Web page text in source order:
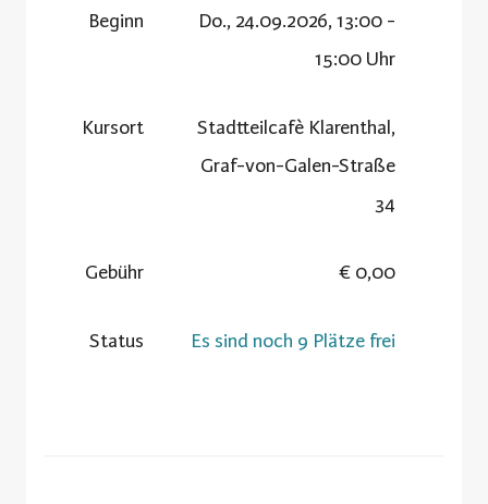
Beginn
Do., 24.09.2026, 13:00 -
15:00 Uhr
Kursort
Stadtteilcafè Klarenthal,
Graf-von-Galen-Straße
34
Gebühr 0,00 €
Status Es sind noch 9 Plätze frei